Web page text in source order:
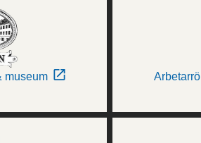
museum